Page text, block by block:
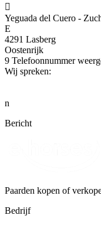

Yeguada del Cuero -
E
4291 Lasberg
Oostenrijk
9 Telefoonnummer
Wij spreken:
n
Bericht
Paarden kopen of
Bedrijf